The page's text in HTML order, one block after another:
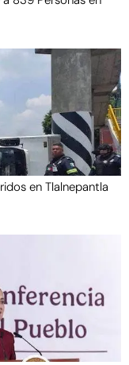
en Tlalnepantla